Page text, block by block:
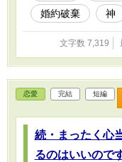
婚約破棄
神
文字数 7,319
恋愛 完結 短編
続・まったく心
るのはいいので